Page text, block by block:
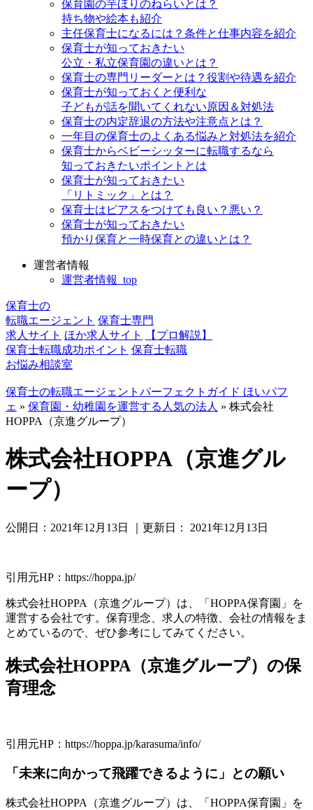
保育園の芋ほりのねらいとは？
持ち物や絵本も紹介
主任保育士になるには？条件と仕事内容を紹介
保育士が知っておきたい
公立・私立保育園の違いとは？
保育士の専門リーダーとは？役割や待遇を紹介
保育士が知っておくと便利な
子どもが話を聞いてくれない原因＆対処法
保育士の内定辞退の方法や注意点とは？
一年目の保育士のよくある悩みと対処法を紹介
保育士からベビーシッターに転職するなら
知っておきたいポイントとは
保育士が知っておきたい
「リトミック」とは？
保育士はピアスをつけても良い？悪い？
保育士が知っておきたい
預かり保育と一時保育との違いとは？
運営者情報
運営者情報_top
保育士の
転職エージェント 保育士専門
求人サイト ほか求人サイト
【プロ解説】
保育士転職成功ポイント 保育士転職
お悩み相談室
保育士の転職エージェントパーフェクトガイド ほいパフ
ェ » 保育園・幼稚園を運営する人気の法人 » 株式会社
HOPPA（京進グループ）
株式会社HOPPA（京進グル
ープ）
公開日： 2021年12月13日 ｜更新日： 2021年12月13日
引用元HP：https://hoppa.jp/
株式会社HOPPA（京進グループ）は、「HOPPA保育園」を
運営する会社です。保育理念、求人の特徴、会社の情報をま
とめているので、ぜひ参考にしてみてください。
株式会社HOPPA（京進グループ）の保
育理念
引用元HP：https://hoppa.jp/karasuma/info/
「未来に向かって飛躍できるように」との願い
株式会社HOPPA（京進グループ）は、「HOPPA保育園」を